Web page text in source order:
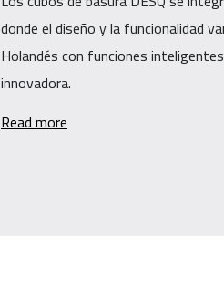
donde el diseño y la funcionalidad
Holandés con funciones
innovadora.
Read more